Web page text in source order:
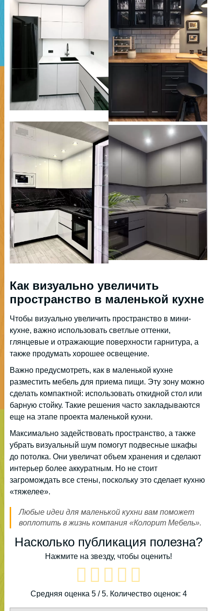
Как визуально увеличить
пространство в маленькой кухне
Чтобы визуально увеличить пространство в мини-
кухне, важно использовать светлые оттенки,
глянцевые и отражающие поверхности гарнитура, а
также продумать хорошее освещение.
Важно предусмотреть, как в маленькой кухне
разместить мебель для приема пищи. Эту зону можно
сделать компактной: использовать откидной стол или
барную стойку. Такие решения часто закладываются
еще на этапе проекта маленькой кухни.
Максимально задействовать пространство, а также
убрать визуальный шум помогут подвесные шкафы
до потолка. Они увеличат объем хранения и сделают
интерьер более аккуратным. Но не стоит
загромождать все стены, поскольку это сделает кухню
«тяжелее».
Любые идеи для маленькой кухни вам поможет
воплотить в жизнь компания «Колорит Мебель».
Насколько публикация полезна?
Нажмите на звезду, чтобы оценить!
Средняя оценка 5/ 5. Количество оценок: 4